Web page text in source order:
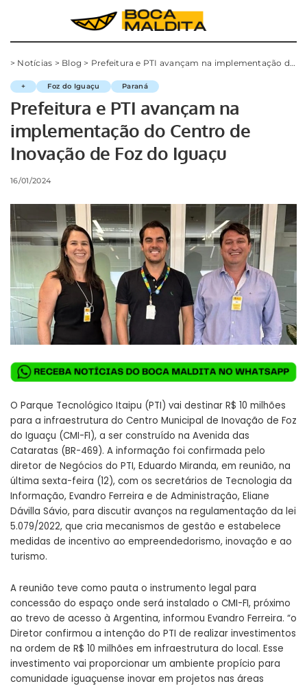
> Notícias > Blog > Prefeitura e PTI avançam na implementação do Centro de Inovação de Foz do Iguaçu
+ Foz do Iguaçu Paraná
Prefeitura e PTI avançam na
implementação do Centro de
Inovação de Foz do Iguaçu
16/01/2024
O Parque Tecnológico Itaipu (PTI) vai destinar R$ 10 milhões
para a infraestrutura do Centro Municipal de Inovação de Foz
do Iguaçu (CMI-FI), a ser construído na Avenida das
Cataratas (BR-469). A informação foi confirmada pelo
diretor de Negócios do PTI, Eduardo Miranda, em reunião, na
última sexta-feira (12), com os secretários de Tecnologia da
Informação, Evandro Ferreira e de Administração, Eliane
Dávilla Sávio, para discutir avanços na regulamentação da lei
5.079/2022, que cria mecanismos de gestão e estabelece
medidas de incentivo ao empreendedorismo, inovação e ao
turismo.
A reunião teve como pauta o instrumento legal para
concessão do espaço onde será instalado o CMI-FI, próximo
ao trevo de acesso à Argentina, informou Evandro Ferreira. “o
Diretor confirmou a intenção do PTI de realizar investimentos
na ordem de R$ 10 milhões em infraestrutura do local. Esse
investimento vai proporcionar um ambiente propício para
comunidade iguaçuense inovar em projetos nas áreas